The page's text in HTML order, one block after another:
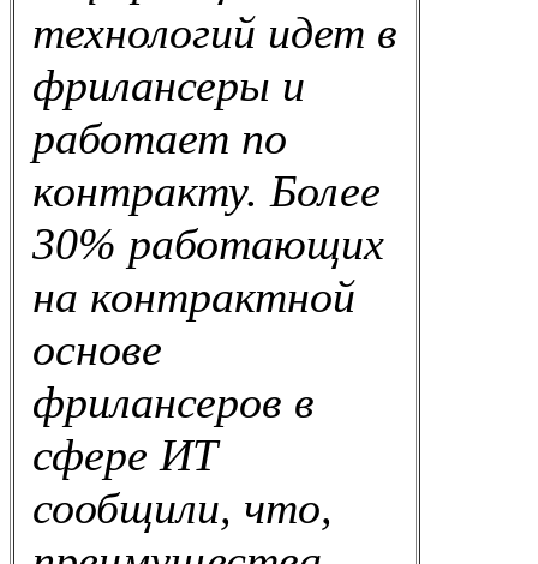
технологий идет в
фрилансеры и
работает по
контракту. Более
30% работающих
на контрактной
основе
фрилансеров в
сфере ИТ
сообщили, что,